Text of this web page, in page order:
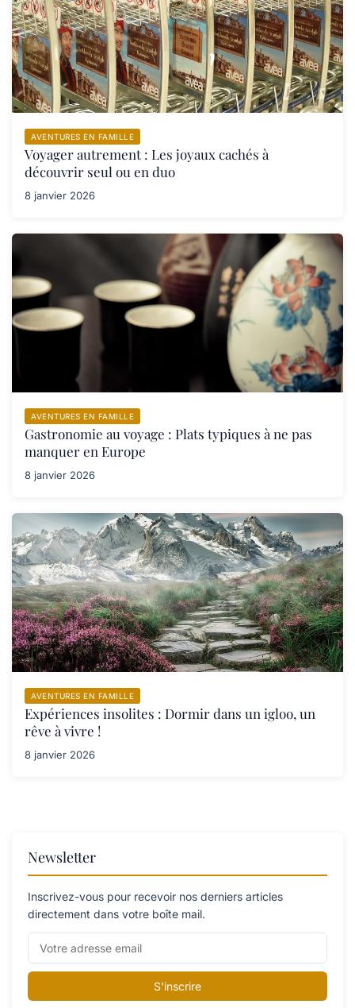
AVENTURES EN FAMILLE
Voyager autrement : Les joyaux cachés à
découvrir seul ou en duo
8 janvier 2026
AVENTURES EN FAMILLE
Gastronomie au voyage : Plats typiques à ne pas
manquer en Europe
8 janvier 2026
AVENTURES EN FAMILLE
Expériences insolites : Dormir dans un igloo, un
rêve à vivre !
8 janvier 2026
Newsletter
Inscrivez-vous pour recevoir nos derniers articles
directement dans votre boîte mail.
S'inscrire